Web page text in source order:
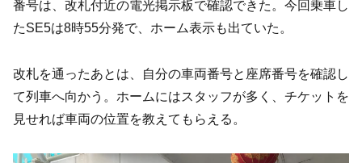
番号は、改札付近の電光掲示板で確認できた。今回乗車し
たSE5は8時55分発で、ホーム表示も出ていた。
改札を通ったあとは、自分の車両番号と座席番号を確認し
て列車へ向かう。ホームにはスタッフが多く、チケットを
見せれば車両の位置を教えてもらえる。